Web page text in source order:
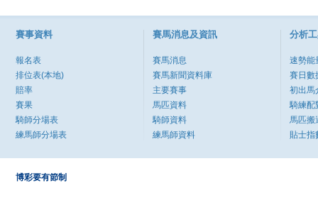
賽事資料
報名表
排位表(本地)
賠率
賽果
騎師分場表
練馬師分場表
賽馬消息及資訊
賽馬消息
賽馬新聞資料庫
主要賽事
馬匹資料
騎師資料
練馬師資料
分析
速勢能
賽日數
初出馬
騎練配
馬匹搬
貼士指
博彩要有節制